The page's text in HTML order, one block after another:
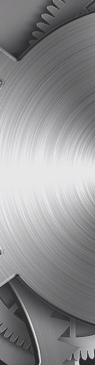
十强对外经济合
共享财富”的经
级调整产品结构
率气体保护焊
断钻研研发投
业领航者，成